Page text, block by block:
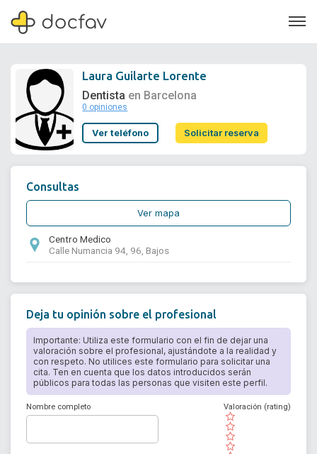
Soporte
Laura Guilarte Lorente
Dentista en Barcelona
0 opiniones
Ver teléfono Solicitar reserva
Consultas
Ver mapa
Centro Medico
Calle Numancia 94, 96, Bajos
Deja tu opinión sobre el profesional
Importante: Utiliza este formulario con el fin de dejar una
valoración sobre el profesional, ajustándote a la realidad y
con respeto. No utilices este formulario para solicitar una
cita. Ten en cuenta que los datos introducidos serán
públicos para todas las personas que visiten este perfil.
Nombre completo
( )
( )
( )
( )
Valoración (rating)